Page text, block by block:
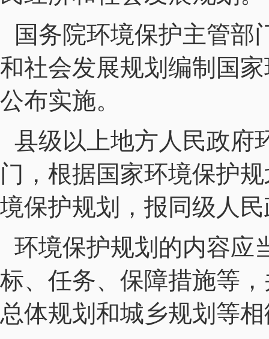
国务院环境保护主管部
和社会发展规划编制国
公布实施。
县级以上地方人民政府
门，根据国家环境保护
境保护规划，报同级人
环境保护规划的内容应
标、任务、保障措施等
总体规划和城乡规划等